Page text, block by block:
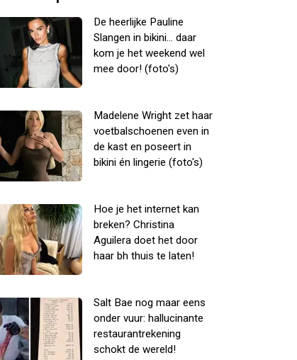
De heerlijke Pauline
Slangen in bikini... daar
kom je het weekend wel
mee door! (foto's)
Madelene Wright zet haar
voetbalschoenen even in
de kast en poseert in
bikini én lingerie (foto's)
Hoe je het internet kan
breken? Christina
Aguilera doet het door
haar bh thuis te laten!
Salt Bae nog maar eens
onder vuur: hallucinante
restaurantrekening
schokt de wereld!